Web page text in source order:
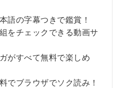
語の字幕つきで鑑賞！
をチェックできる動画サ
がすべて無料で楽しめ
でブラウザでソク読み！